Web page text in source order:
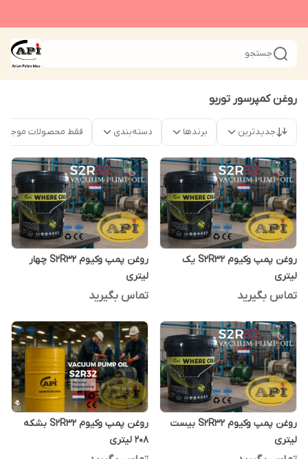
جستجو
روغن کمپرسور توربو
جدیدترین برندها دسته‌بندی فقط محصولات موجود
روغن پمپ وکیوم S2R32 یک
لیتری
تماس بگیرید
روغن پمپ وکیوم S2R32 چهار
لیتری
تماس بگیرید
روغن پمپ وکیوم S2R32 بیست
لیتری
روغن پمپ وکیوم S2R32 بشکه
208 لیتری